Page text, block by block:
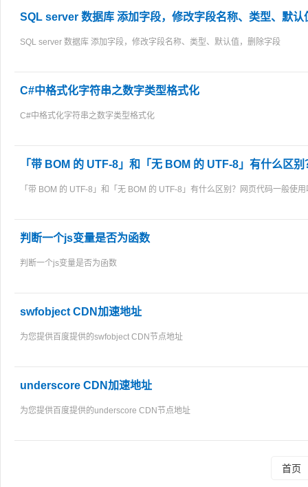
SQL server 数据库 添加字段，修改字段名称、类型、默认
SQL server 数据库 添加字段，修改字段名称、类型、默认值，删除字段
C#中格式化字符串之数字类型格式化
C#中格式化字符串之数字类型格式化
「带 BOM 的 UTF-8」和「无 BOM 的 UTF-8」有什么区
「带 BOM 的 UTF-8」和「无 BOM 的 UTF-8」有什么区别？网页代码一般使
判断一个js变量是否为函数
判断一个js变量是否为函数
swfobject CDN加速地址
为您提供百度提供的swfobject CDN节点地址
underscore CDN加速地址
为您提供百度提供的underscore CDN节点地址
首页